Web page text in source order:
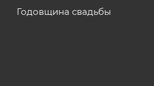
Годовщина свадьбы